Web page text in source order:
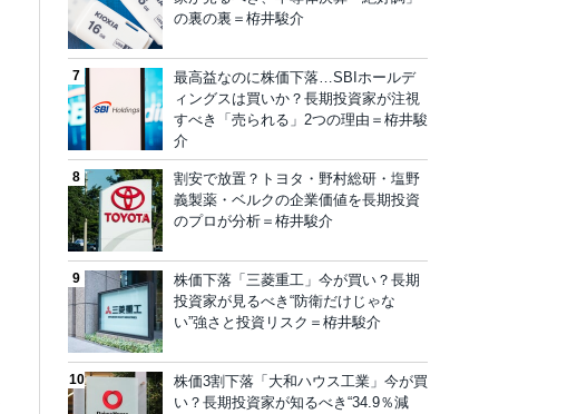
の裏の裏＝栫井駿介
最高益なのに株価下落…SBIホールデ
ィングスは買いか？長期投資家が注視
すべき「売られる」2つの理由＝栫井駿
介
割安で放置？トヨタ・野村総研・塩野
義製薬・ベルクの企業価値を長期投資
のプロが分析＝栫井駿介
株価下落「三菱重工」今が買い？長期
投資家が見るべき“防衛だけじゃな
い”強さと投資リスク＝栫井駿介
株価3割下落「大和ハウス工業」今が買
い？長期投資家が知るべき“34.9％減